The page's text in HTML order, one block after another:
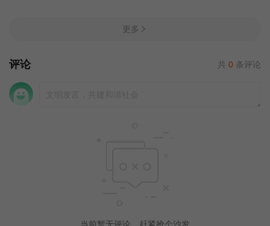
更多
评论 共 0 条评论
当前暂无评论，赶紧抢个沙发